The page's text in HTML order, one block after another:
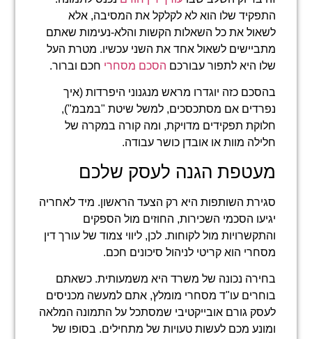
התפקיד שלו הוא לא לקלקל את המסיבה, אלא
לשאול את כל השאלות הקשות והלא-נעימות שאתם
מתביישים לשאול אחד את השני עכשיו. מטרת העל
שלו היא לתפור עבורכם הסכם מסחרי חכם וברור.
בהסכם כזה יוגדרו מראש מנגנוני היפרדות (איך
נפרדים אם מסתכסכים, למשל שיטת "במבמ"),
חלוקת תפקידים מדויקת, ומה קורה במקרה של
חלילה מוות או אובדן כושר עבודה.
מעטפת הגנה לעסק שלכם
סגירת השותפות היא רק הצעד הראשון. מיד לאחריה
יגיעו הסכמי השכירות, החוזים מול הספקים
והתקשרויות מול לקוחות. לכן, ליווי צמוד של עורך דין
מסחרי הוא קריטי לניהול סיכונים חכם.
בחירה נכונה של משרד היא משמעותית. כשאתם
בוחרים עו"ד מסחרי מומלץ, אתם למעשה מכניסים
לעסק גורם אובייקטיבי שמסתכל על התמונה המלאה
ומונע מכם לעשות טעויות של מתחילים. בסופו של